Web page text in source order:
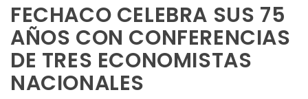
FECHACO CELEBRA SUS 75
AÑOS CON CONFERENCIAS
DE TRES ECONOMISTAS
NACIONALES